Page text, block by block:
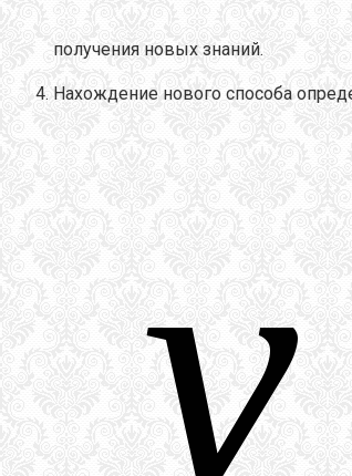
получения новых знаний.
Нахождение нового способа